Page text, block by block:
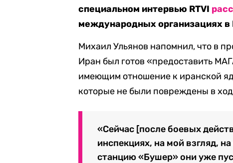
специальном интервью RTVI
международных организациях в
Михаил Ульянов напомнил, что в
Иран был готов «предоставить
имеющим отношение к иранской
которые не были повреждены в
«Сейчас [после боевых
инспекциях, на мой взгляд,
станцию «Бушер» они уже